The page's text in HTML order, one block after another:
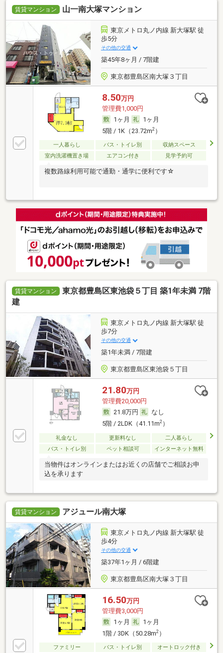
賃貸マンション 山一南大塚マンション
東京メトロ丸ノ内線 新大塚駅 徒
歩5分
その他の交通
築45年8ヶ月 / 7階建
東京都豊島区南大塚３丁目
8.50万円
管理費1,000円
1ヶ月
1ヶ月
5階 / 1K（23.72m2）
一人暮らし バス・トイレ別
収納スペース
室内洗濯機置き場
エアコン付き 見学予約可
複数路線利用可能で通勤・通学に便利です☆
賃貸マンション
東京都豊島区東池袋５丁目 築1年未満 7階
建
東京メトロ丸ノ内線 新大塚駅 徒
歩7分
その他の交通
築1年未満 / 7階建
東京都豊島区東池袋５丁目
21.80万円
管理費20,000円
21.8万円
なし
5階 / 2LDK（41.11m2）
礼金なし 更新料なし
二人暮らし
バス・トイレ別
ペット相談可 インターネット無料
当物件はオンラインまたはお近くの店舗でご相談お申
込を承ります
賃貸マンション アジュール南大塚
東京メトロ丸ノ内線 新大塚駅 徒
歩4分
その他の交通
築37年1ヶ月 / 6階建
東京都豊島区南大塚３丁目
16.50万円
管理費3,000円
1ヶ月
1ヶ月
1階 / 3DK（50.28m2）
ファミリー バス・トイレ別
オートロック付き